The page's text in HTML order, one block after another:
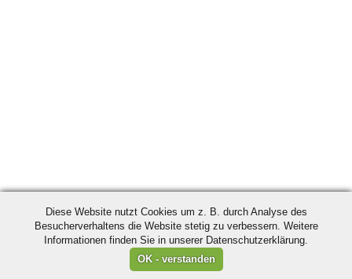
Diese Website nutzt Cookies um z. B. durch Analyse des
Besucherverhaltens die Website stetig zu verbessern. Weitere
Informationen finden Sie in unserer Datenschutzerklärung.